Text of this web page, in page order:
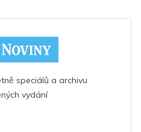
speciálů a archivu
vydání